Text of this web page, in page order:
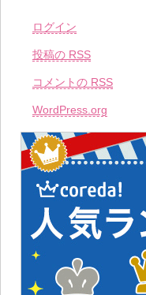
ログイン
投稿の RSS
コメントの RSS
WordPress.org